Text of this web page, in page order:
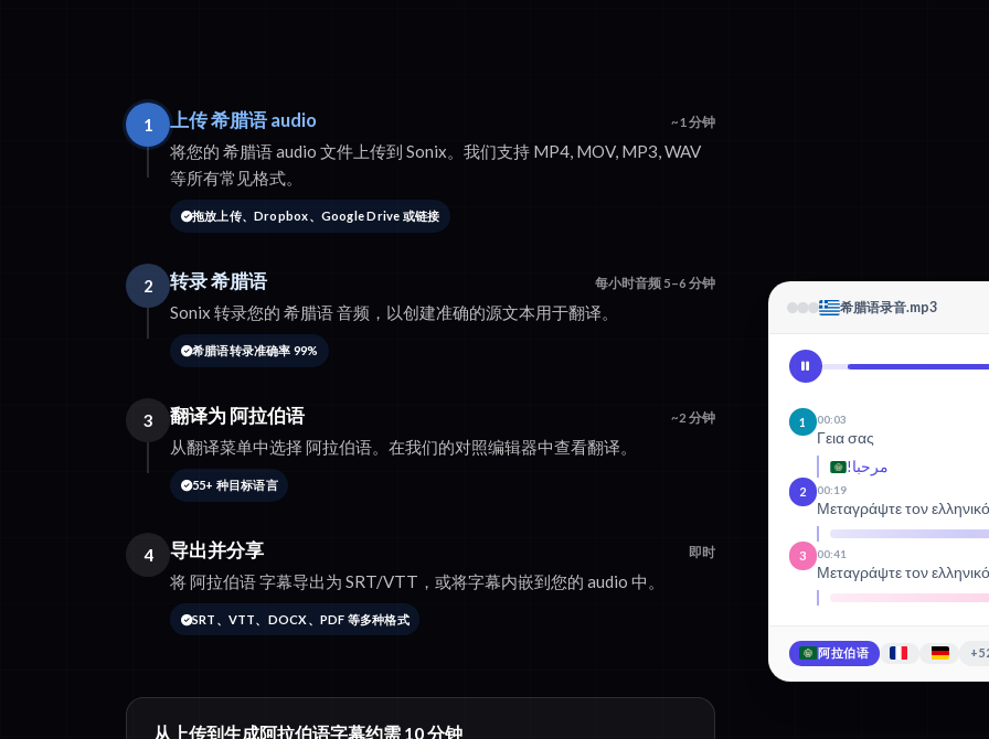
1 上传 希腊语 audio ~1 分钟
将您的 希腊语 audio 文件上传到 Sonix。我们支持 MP4, MOV, MP3, WAV
等所有常见格式。
拖放上传、Dropbox、Google Drive 或链接
2 转录 希腊语 每小时音频 5–6 分钟
Sonix 转录您的 希腊语 音频，以创建准确的源文本用于翻译。
希腊语转录准确率 99%
3 翻译为 阿拉伯语 ~2 分钟
从翻译菜单中选择 阿拉伯语。在我们的对照编辑器中查看翻译。
55+ 种目标语言
4 导出并分享 即时
将 阿拉伯语 字幕导出为 SRT/VTT，或将字幕内嵌到您的 audio 中。
SRT、VTT、DOCX、PDF 等多种格式
从上传到生成阿拉伯语字幕约需 10 分钟
希腊语录音.mp3
1 00:03
Γεια σας
مرحبا!
2 00:19
Μεταγράψτε τον
3 00:41
Μεταγράψτε τον
阿拉伯语